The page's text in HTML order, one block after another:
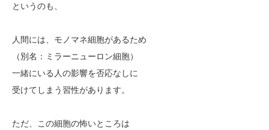
というのも、
人間には、モノマネ細胞があるため
（別名：ミラーニューロン細胞）
一緒にいる人の影響を否応なしに
受けてしまう習性があります。
ただ、この細胞の怖いところは